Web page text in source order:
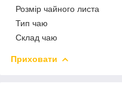
Розмір чайного листа
Тип чаю
Склад чаю
Приховати